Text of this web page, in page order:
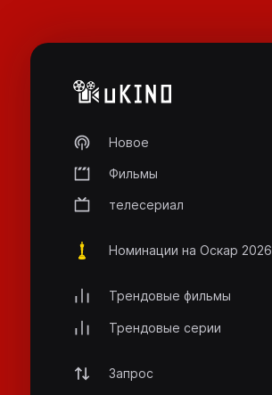
Новое
Фильмы
телесериал
Номинации на Оскар 2026
Трендовые фильмы
Трендовые серии
Запрос